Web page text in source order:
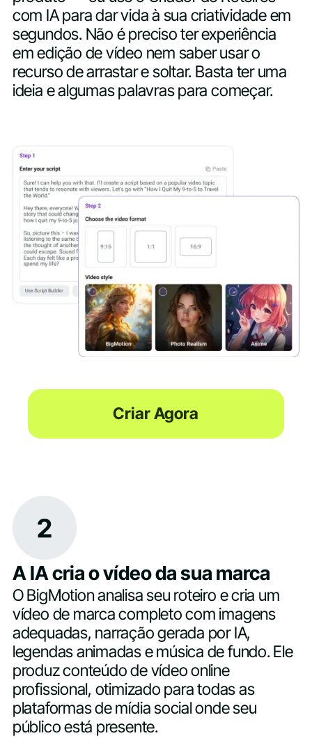
com IA para dar vida à sua criatividade em
segundos. Não é preciso ter experiência
em edição de vídeo nem saber usar o
recurso de arrastar e soltar. Basta ter uma
ideia e algumas palavras para começar.
Criar Agora
2
A IA cria o vídeo da sua marca
O BigMotion analisa seu roteiro e cria um
vídeo de marca completo com imagens
adequadas, narração gerada por IA,
legendas animadas e música de fundo. Ele
produz conteúdo de vídeo online
profissional, otimizado para todas as
plataformas de mídia social onde seu
público está presente.